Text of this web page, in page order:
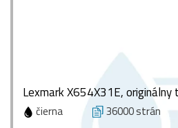
Lexmark X654X31E, originálny
čierna 36000 strán